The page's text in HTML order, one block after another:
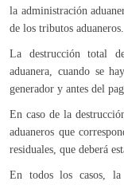
la administración
de los tributos aduaneros.
La destrucción total
aduanera, cuando se
generador y antes del
En caso de la
aduaneros que
residuales, que deberá
En todos los casos, la